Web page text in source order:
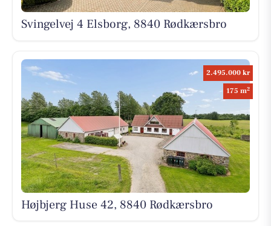
Svingelvej 4 Elsborg, 8840 Rødkærsbro
2.495.000 kr
175 m2
Højbjerg Huse 42, 8840 Rødkærsbro